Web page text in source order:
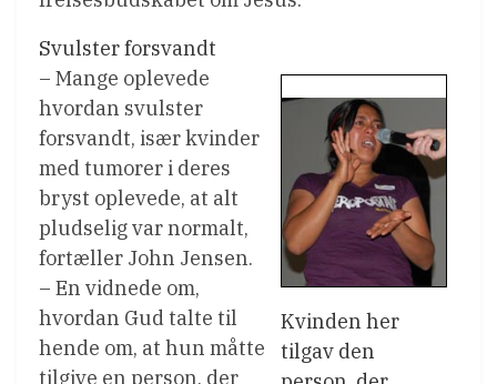
Svulster forsvandt
Kvinden her
tilgav den
– Mange oplevede
hvordan svulster
forsvandt, især kvinder
med tumorer i deres
bryst oplevede, at alt
pludselig var normalt,
fortæller John Jensen.
– En vidnede om,
hvordan Gud talte til
hende om, at hun måtte
tilgive en person, der